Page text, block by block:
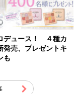
デュース！ ４種カ
発売、プレゼントキ
も